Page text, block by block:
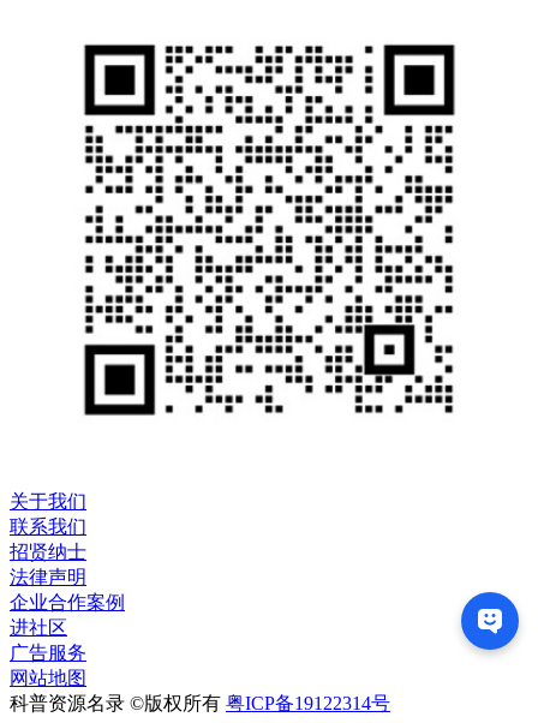
关于我们
联系我们
招贤纳士
法律声明
企业合作案例
进社区
广告服务
网站地图
科普资源名录 ©版权所有 粤ICP备19122314号